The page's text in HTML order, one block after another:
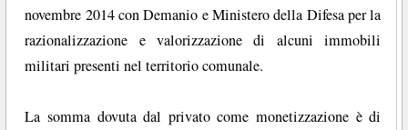
novembre 2014 con Demanio e Ministero della Difesa per la
razionalizzazione e valorizzazione di alcuni immobili
militari presenti nel territorio comunale.
La somma dovuta dal privato come monetizzazione è di